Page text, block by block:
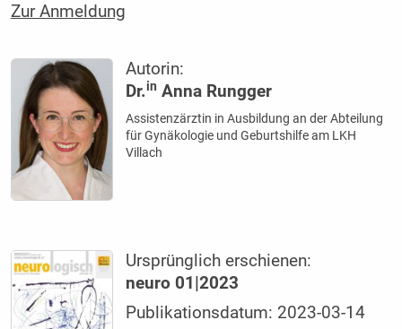
Zur Anmeldung
Autorin:
Dr.in Anna Rungger
Assistenzärztin in Ausbildung an der Abteilung
für Gynäkologie und Geburtshilfe am LKH
Villach
Ursprünglich erschienen:
neuro 01|2023
Publikationsdatum: 2023-03-14